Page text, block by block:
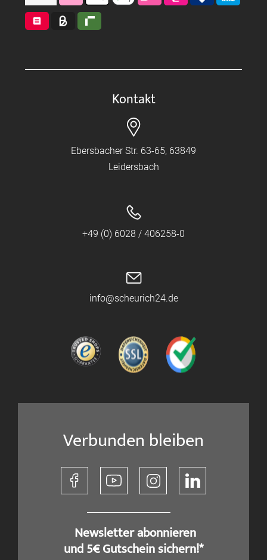
Kontakt
Ebersbacher Str. 63-65, 63849
Leidersbach
+49 (0) 6028 / 406258-0
info@scheurich24.de
Verbunden bleiben
​ Newsletter abonnieren
und 5€ Gutschein sichern!*